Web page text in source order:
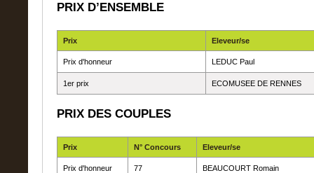
PRIX D’ENSEMBLE
Prix Eleveur/se
Prix d'honneur LEDUC Paul
1er prix ECOMUSEE DE RENNES
PRIX DES COUPLES
Prix N° Concours Eleveur/se
Prix d'honneur
77
BEAUCOURT Romain